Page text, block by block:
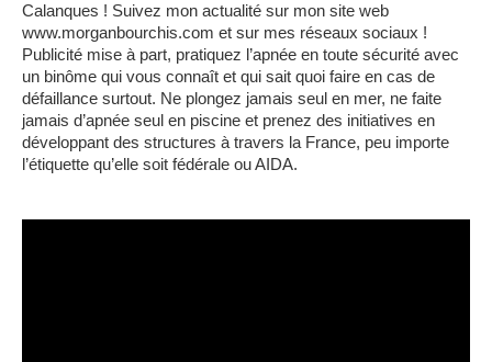
Calanques ! Suivez mon actualité sur mon site web
www.morganbourchis.com et sur mes réseaux sociaux !
Publicité mise à part, pratiquez l’apnée en toute sécurité avec
un binôme qui vous connaît et qui sait quoi faire en cas de
défaillance surtout. Ne plongez jamais seul en mer, ne faite
jamais d’apnée seul en piscine et prenez des initiatives en
développant des structures à travers la France, peu importe
l’étiquette qu’elle soit fédérale ou AIDA.